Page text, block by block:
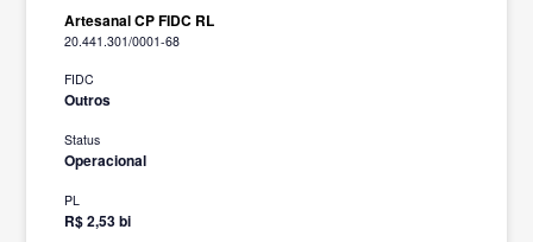
Artesanal CP FIDC RL
20.441.301/0001-68
FIDC
Outros
Status
Operacional
PL
R$ 2,53 bi